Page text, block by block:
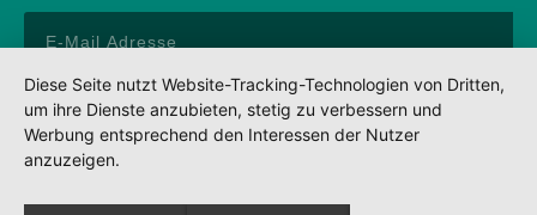
Anmelden
Datenschutz
Diese Seite nutzt Website-Tracking-Technologien von Dritten,
um ihre Dienste anzubieten, stetig zu verbessern und
Werbung entsprechend den Interessen der Nutzer
anzuzeigen.